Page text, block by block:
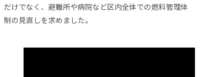
だけでなく、避難所や病院など区内全体での燃料管理体
制の見直しを求めました。